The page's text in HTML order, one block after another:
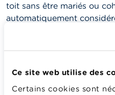
Ce site web utilise des
Certains cookies sont
toit sans être mariés ou
automatiquement
logement qu’il partage
Sommes-nous tous